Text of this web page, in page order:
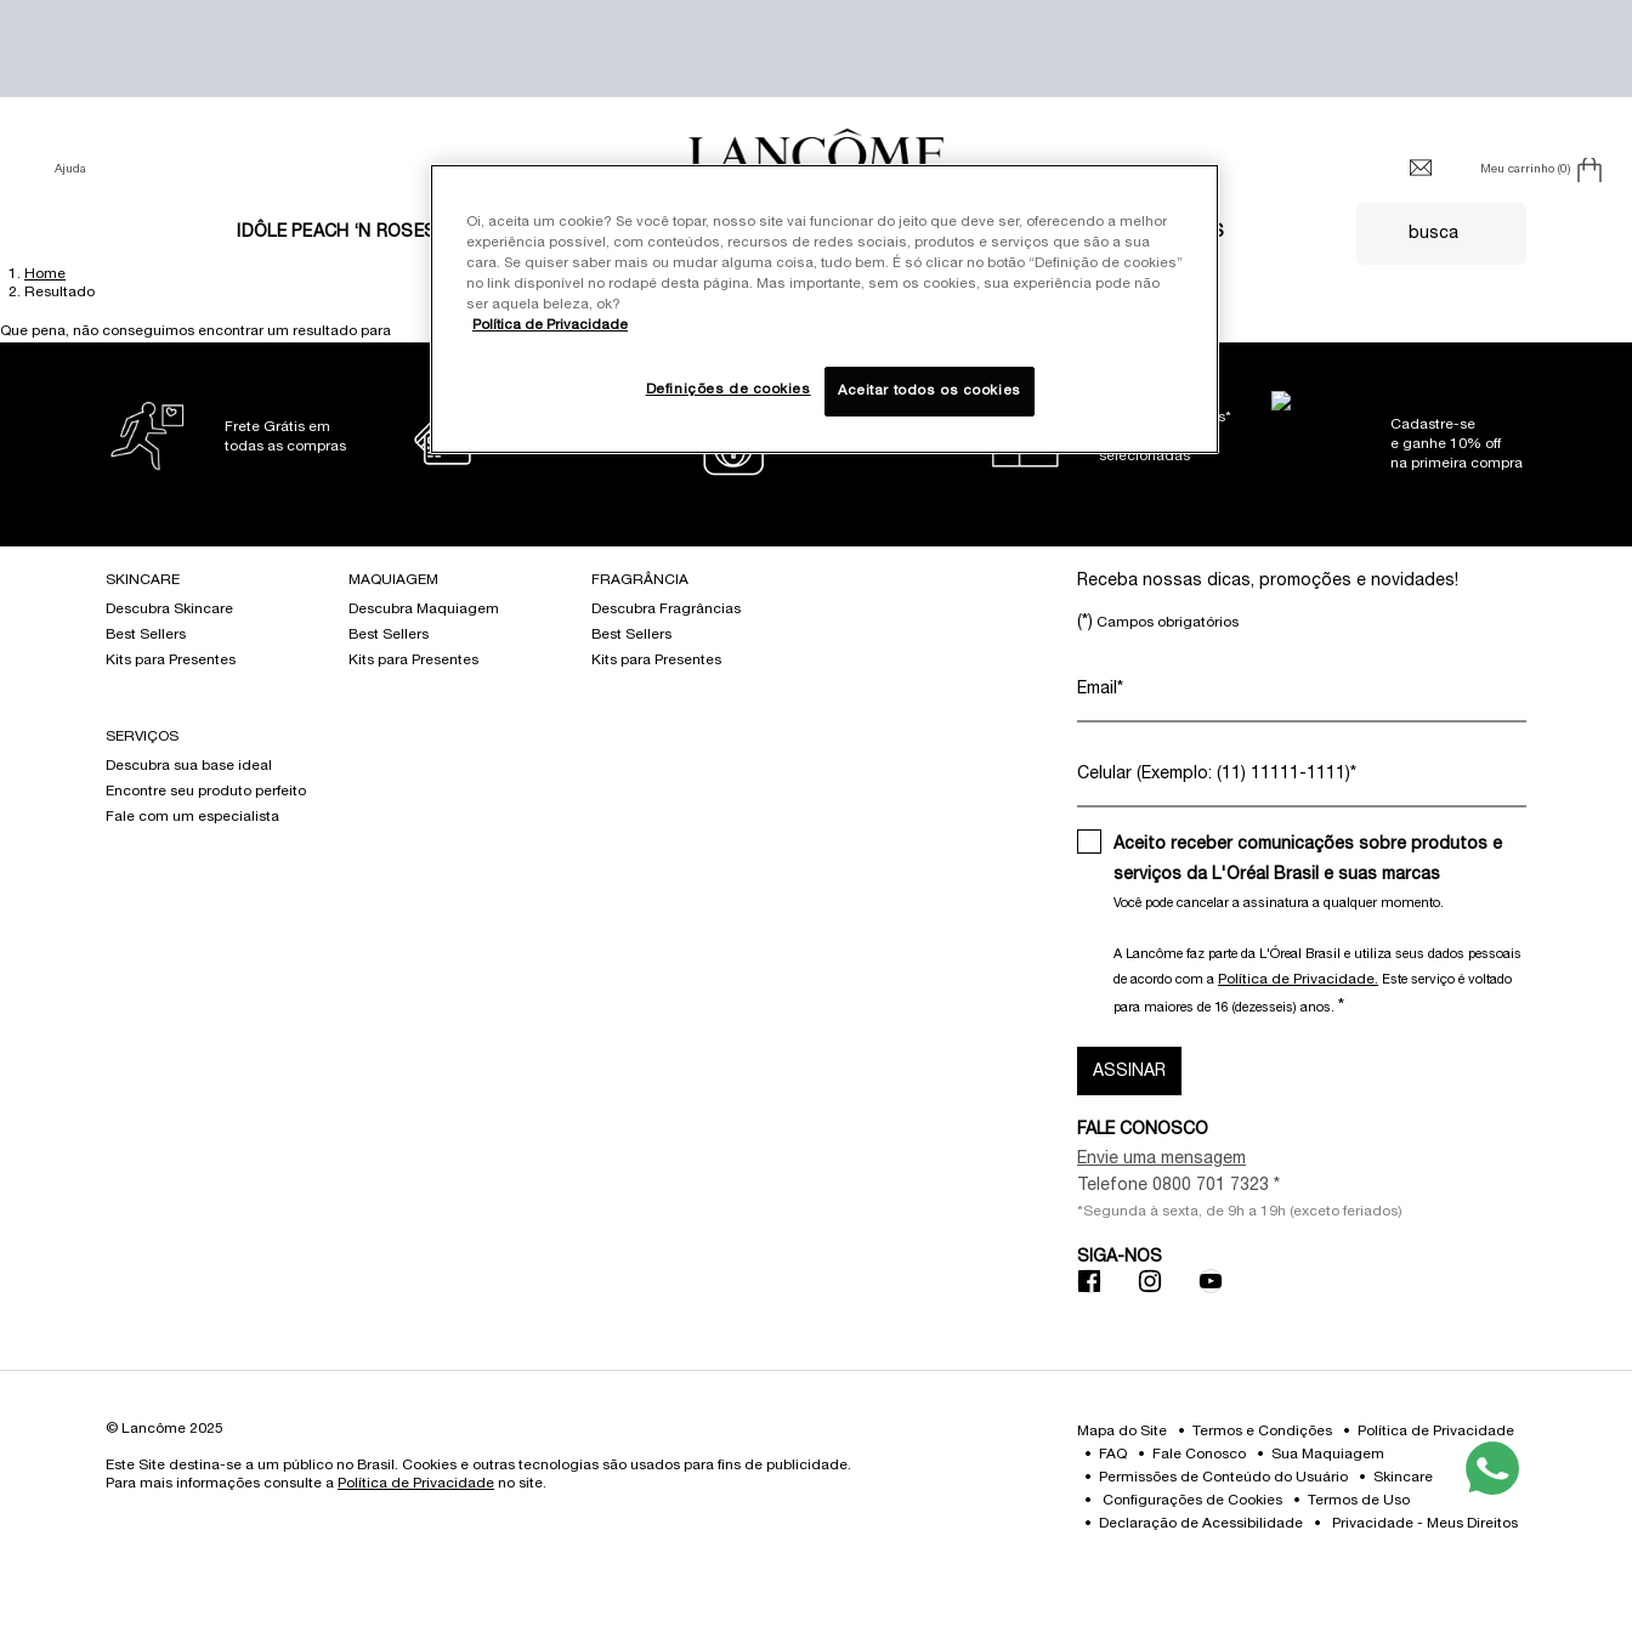
Ajuda Meu carrinho 0
0 product in cart
IDÔLE PEACH ‘N ROSES BEST SELLERS SKINCARE PERFUMES KITS SERVIÇOS busca
Main content
Home
Resultado
Que pena, não conseguimos encontrar um resultado para
Frete Grátis em
todas as compras
Brindes exclusivos*
selecionadas
Cadastre-se
e ganhe 10% off
na primeira compra
SKINCARE
Descubra Skincare
Best Sellers
Kits para Presentes
SERVIÇOS
Descubra sua base ideal
Encontre seu produto perfeito
Fale com um especialista
MAQUIAGEM
Descubra Maquiagem
Best Sellers
Kits para Presentes
FRAGRÂNCIA
Descubra Fragrâncias
Best Sellers
Kits para Presentes
Receba nossas dicas, promoções e novidades!
(*) Campos obrigatórios
Email *
Celular (Exemplo: (11) 11111-1111)*
Aceito receber comunicações sobre produtos e
serviços da L'Oréal Brasil e suas marcas
Você pode cancelar a assinatura a qualquer momento.​
A Lancôme faz parte da L'Óreal Brasil e utiliza seus dados pessoais
de acordo com a Política de Privacidade. Este serviço é voltado
para maiores de 16 (dezesseis) anos. *
ASSINAR
FALE CONOSCO
Envie uma mensagem
Telefone 0800 701 7323 *
*Segunda à sexta, de 9h a 19h (exceto feriados)
SIGA-NOS
© Lancôme 2025
Este Site destina-se a um público no Brasil. Cookies e outras tecnologias são usados para fins de publicidade.
Para mais informações consulte a Política de Privacidade no site.
Mapa do Site Termos e Condições
Política de Privacidade
FAQ
Fale Conosco
Sua Maquiagem
Permissões de Conteúdo do Usuário
Skincare
Configurações de Cookies
Termos de Uso
Declaração de Acessibilidade
Privacidade - Meus Direitos
Oi, aceita um cookie? Se você topar, nosso site vai funcionar do jeito que deve ser, oferecendo a melhor
experiência possível, com conteúdos, recursos de redes sociais, produtos e serviços que são a sua
cara. Se quiser saber mais ou mudar alguma coisa, tudo bem. É só clicar no botão “Definição de cookies”
no link disponível no rodapé desta página. Mas importante, sem os cookies, sua experiência pode não
ser aquela beleza, ok?
Política de Privacidade
Definições de cookies Aceitar todos os cookies